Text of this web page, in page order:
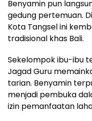
Benyamin pun
gedung pertemuan.
Kota Tangsel ini
tradisional khas Bali.
Sekelompok ibu-ibu
Jagad Guru
tarian. Benyamin
menjadi pembuka
izin pemanfaatan